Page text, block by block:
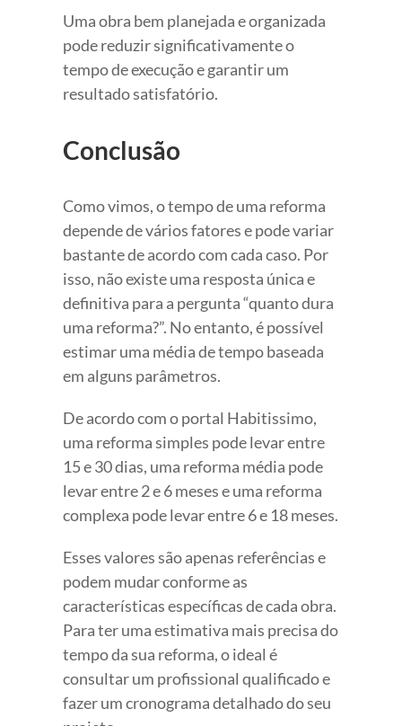
Uma obra bem planejada e organizada
pode reduzir significativamente o
tempo de execução e garantir um
resultado satisfatório.
Conclusão
Como vimos, o tempo de uma reforma
depende de vários fatores e pode variar
bastante de acordo com cada caso. Por
isso, não existe uma resposta única e
definitiva para a pergunta “quanto dura
uma reforma?”. No entanto, é possível
estimar uma média de tempo baseada
em alguns parâmetros.
De acordo com o portal Habitissimo,
uma reforma simples pode levar entre
15 e 30 dias, uma reforma média pode
levar entre 2 e 6 meses e uma reforma
complexa pode levar entre 6 e 18 meses.
Esses valores são apenas referências e
podem mudar conforme as
características específicas de cada obra.
Para ter uma estimativa mais precisa do
tempo da sua reforma, o ideal é
consultar um profissional qualificado e
fazer um cronograma detalhado do seu